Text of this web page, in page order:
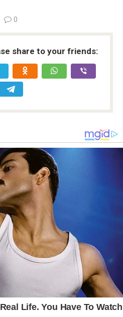
0
share to your friends: